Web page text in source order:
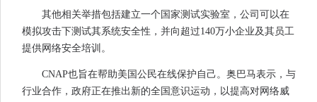
其他相关举措包括建立一个国家测试实验室，公司可以在
模拟攻击下测试其系统安全性，并向超过140万小企业及其员工
提供网络安全培训。
CNAP也旨在帮助美国公民在线保护自己。奥巴马表示，与
行业合作，政府正在推出新的全国意识运动，以提高对网络威